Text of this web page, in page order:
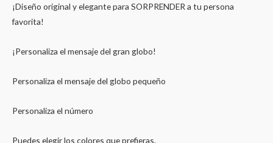
¡Diseño original y elegante para SORPRENDER a tu persona
favorita!
¡Personaliza el mensaje del gran globo!
Personaliza el mensaje del globo pequeño
Personaliza el número
Puedes elegir los colores que prefieras.